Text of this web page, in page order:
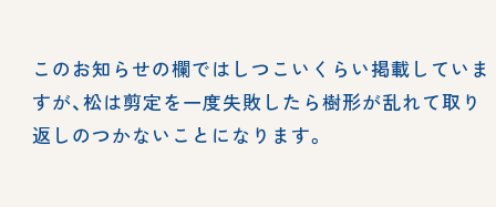
このお知らせの欄ではしつこいくらい掲載していま
すが、松は剪定を一度失敗したら樹形が乱れて取り
返しのつかないことになります。